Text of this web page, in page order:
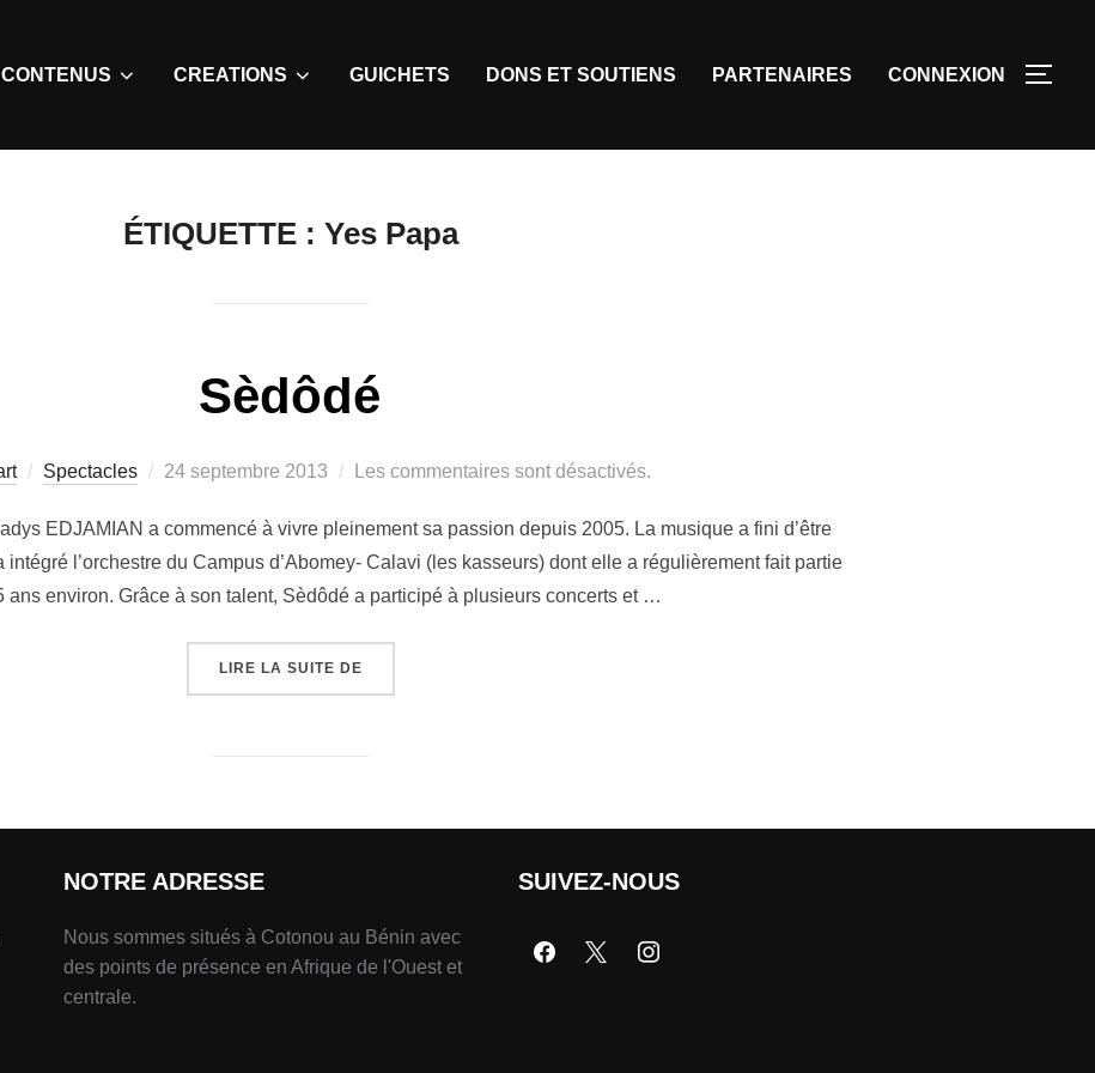
CONTENUS CREATIONS GUICHETS DONS ET SOUTIENS PARTENAIRES CONNEXION
ÉTIQUETTE : Yes Papa
Sèdôdé
Spectacles 24 septembre 2013 Les commentaires sont désactivés.
EDJAMIAN a commencé à vivre pleinement sa passion depuis 2005. La musique a fini d’être
intégré l’orchestre du Campus d’Abomey- Calavi (les kasseurs) dont elle a régulièrement fait partie
ans environ. Grâce à son talent, Sèdôdé a participé à plusieurs concerts et …
LIRE LA SUITE DE
NOTRE ADRESSE
Nous sommes situés à Cotonou au Bénin avec
des points de présence en Afrique de l'Ouest et
centrale.
SUIVEZ-NOUS